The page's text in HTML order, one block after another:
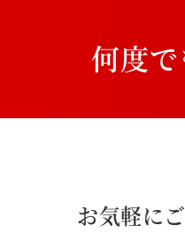
何度で
お気軽に